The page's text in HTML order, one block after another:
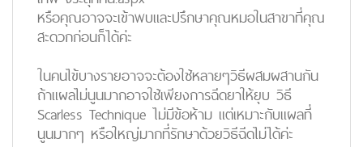
หรือคุณอาจจะเข้าพบและปรึกษาคุณหมอในสาขาที่คุณ
สะดวกก่อนก็ได้ค่ะ
ในคนไข้บางรายอาจจะต้องใช้หลายๆวิธีผสมผสานกัน
ถ้าแผลไม่นูนมากอาจใช้เพียงการฉีดยาให้ยุบ วิธี
Scarless Technique ไม่มีข้อห้าม แต่เหมาะกับแผลที่
นูนมากๆ หรือใหญ่มากที่รักษาด้วยวิธีฉีดไม่ได้ค่ะ